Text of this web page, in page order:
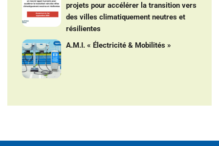
projets pour accélérer la transition vers
des villes climatiquement neutres et
résilientes
A.M.I. « Électricité & Mobilités »